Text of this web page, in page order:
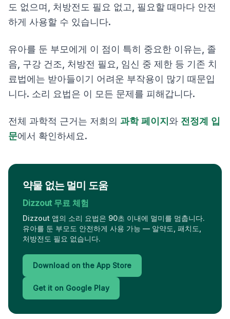
도 없으며, 처방전도 필요 없고, 필요할 때마다 안전
하게 사용할 수 있습니다.
유아를 둔 부모에게 이 점이 특히 중요한 이유는, 졸
음, 구강 건조, 처방전 필요, 임신 중 제한 등 기존 치
료법에는 받아들이기 어려운 부작용이 많기 때문입
니다. 소리 요법은 이 모든 문제를 피해갑니다.
전체 과학적 근거는 저희의 과학 페이지 와 전정계 입
문에서 확인하세요.
약물 없는 멀미 도움
Dizzout 무료 체험
Dizzout 앱의 소리 요법은 90초 이내에 멀미를 멈춥니다.
유아를 둔 부모도 안전하게 사용 가능 — 알약도, 패치도,
처방전도 필요 없습니다.
Download on the App Store
Get it on Google Play